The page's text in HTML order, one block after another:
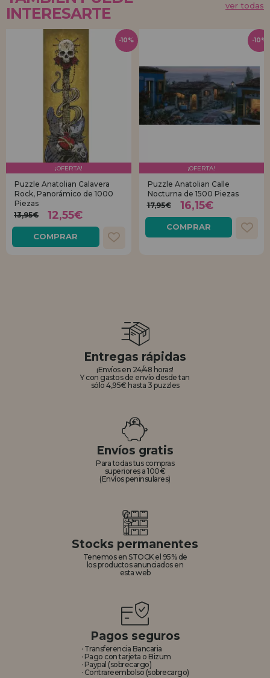
INTERESARTE
ver todas
¡OFERTA!
Puzzle Anatolian Calavera
Rock, Panorámico de 1000
Piezas
13,95€
12,55€
COMPRAR
-10%
¡OFERTA!
Puzzle Anatolian Calle
Nocturna de 1500 Piezas
17,95€
16,15€
COMPRAR
-10%
Entregas rápidas
¡Envíos en 24/48 horas!
Y con gastos de envío desde tan
sólo 4,95€ hasta 3 puzzles
Envíos gratis
Para todas tus compras
superiores a 100€
(Envíos peninsulares)
Stocks permanentes
Tenemos en STOCK el 95% de
los productos anunciados en
esta web
Pagos seguros
· Transferencia Bancaria
· Pago con tarjeta o Bizum
· Paypal (sobrecargo)
· Contrareembolso (sobrecargo)